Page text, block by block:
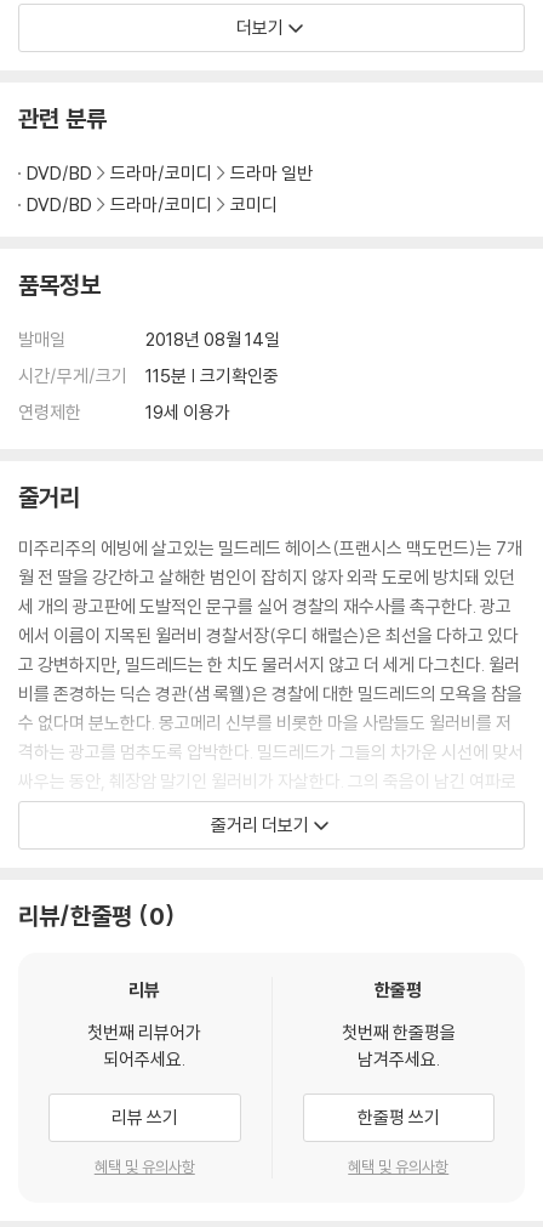
더보기
관련 분류
DVD/BD 드라마/코미디
드라마 일반
DVD/BD
드라마/코미디 코미디
품목정보
발매일
2018년 08월 14일
시간/무게/크기
115분 | 크기확인중
연령제한
19세 이용가
줄거리
미주리주의 에빙에 살고있는 밀드레드 헤이스(프랜시스 맥도먼드)는 7개
월 전 딸을 강간하고 살해한 범인이 잡히지 않자 외곽 도로에 방치돼 있던
세 개의 광고판에 도발적인 문구를 실어 경찰의 재수사를 촉구한다. 광고
에서 이름이 지목된 윌러비 경찰서장(우디 해럴슨)은 최선을 다하고 있다
고 강변하지만, 밀드레드는 한 치도 물러서지 않고 더 세게 다그친다. 윌러
비를 존경하는 딕슨 경관(샘 록웰)은 경찰에 대한 밀드레드의 모욕을 참을
수 없다며 분노한다. 몽고메리 신부를 비롯한 마을 사람들도 윌러비를 저
격하는 광고를 멈추도록 압박한다. 밀드레드가 그들의 차가운 시선에 맞서
싸우는 동안, 췌장암 말기인 윌러비가 자살한다. 그의 죽음이 남긴 여파로
마음이 착잡한 밀드레드는 한밤중에 광고판이 불타오르는 현장을 목격한
다. 경찰 짓이라고 단정한 밀드레드는, 경찰서에 화염병을 던지는데…
줄거리 더보기
리뷰/한줄평 0
리뷰
첫번째 리뷰어가
되어주세요.
리뷰 쓰기
혜택 및 유의사항
한줄평
첫번째 한줄평을
남겨주세요.
한줄평 쓰기
혜택 및 유의사항